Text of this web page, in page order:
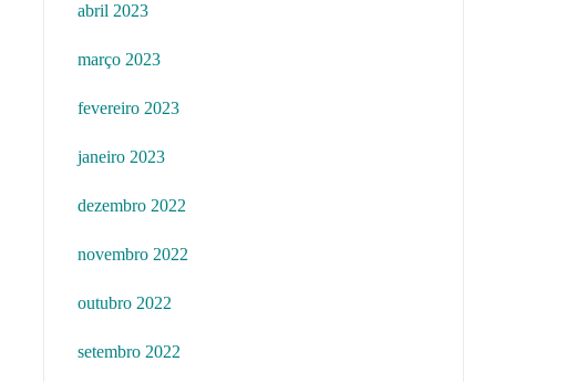
abril 2023
março 2023
fevereiro 2023
janeiro 2023
dezembro 2022
novembro 2022
outubro 2022
setembro 2022